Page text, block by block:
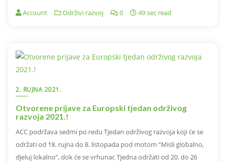
Account Održivi razvoj 0 49 sec read
2. RUJNA 2021.
Otvorene prijave za Europski tjedan održivog
razvoja 2021.!
ACC podržava sedmi po redu Tjedan održivog razvoja koji će se
održati od 18. rujna do 8. listopada pod motom “Misli globalno,
djeluj lokalno”, dok će se vrhunac Tjedna održati od 20. do 26